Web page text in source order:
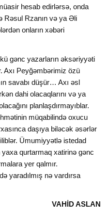
hesab edirlərsə, onda
Rəsul Rzanın və ya Əli
onların xəbəri
gənc yazarların əksəriyyəti
Axı Peyğəmbərimiz özü
savabı düşür… Axı əsl
dahi olacaqlarını və ya
planlaşdırmayıblar.
müqabilində oxucu
daşıya biləcək əsərlər
Ümumiyyətlə istedad
qurtarmaq xatirinə gənc
yer qalmır.
yaradılmış nə vardırsa
VAHİD ASLAN